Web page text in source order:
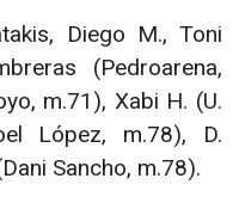
Diego M., Toni
(Pedroarena,
m.71), Xabi H. (U.
López, m.78), D.
Sancho, m.78).